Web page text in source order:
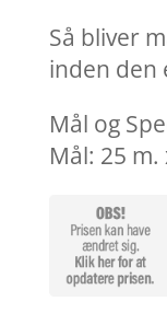
Så bliver
inden den
Mål og
Mål: 25